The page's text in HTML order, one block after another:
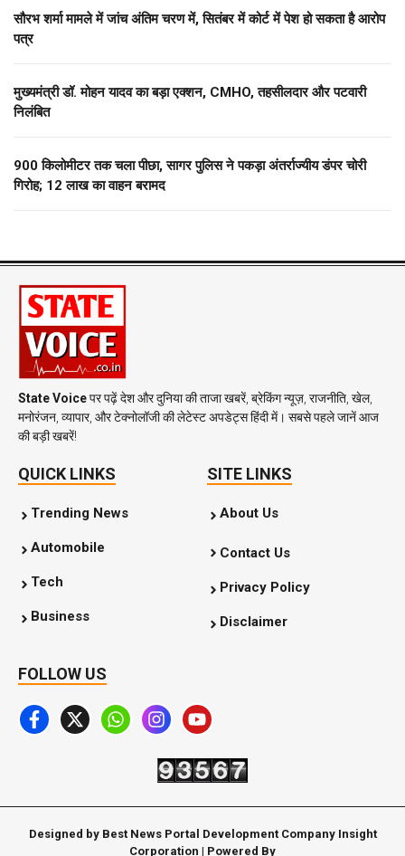
सौरभ शर्मा मामले में जांच अंतिम चरण में, सितंबर में कोर्ट में पेश हो सकता है आरोप
पत्र
मुख्यमंत्री डॉ. मोहन यादव का बड़ा एक्शन, CMHO, तहसीलदार और पटवारी
निलंबित
900 किलोमीटर तक चला पीछा, सागर पुलिस ने पकड़ा अंतर्राज्यीय डंपर चोरी
गिरोह; 12 लाख का वाहन बरामद
State Voiceपर पढ़ें देश और दुनिया की ताजा खबरें, ब्रेकिंग न्यूज़, राजनीति, खेल,
मनोरंजन, व्यापार, और टेक्नोलॉजी की लेटेस्ट अपडेट्स हिंदी में। सबसे पहले जानें आज
की बड़ी खबरें!
QUICK LINKS
Trending News
Automobile
Tech
Business
SITE LINKS
About Us
Contact Us
Privacy Policy
Disclaimer
FOLLOW US
Designed by Best News Portal Development Company Insight
Corporation | Powered By